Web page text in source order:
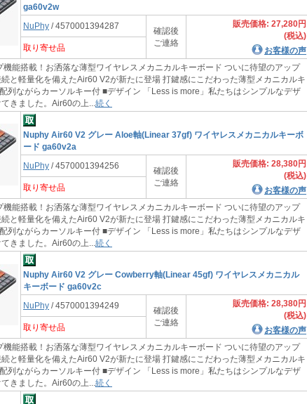
ga60v2w
NuPhy / 4570001394287
確認後
ご連絡
販売価格: 27,280円
(税込)
お客様の声
取り寄せ品
能搭載！お洒落な薄型ワイヤレスメカニカルキーボード ついに待望のアップ
と軽量化を備えたAir60 V2が新たに登場 打鍵感にこだわった薄型メカニカルキ
列ながらカーソルキー付 ■デザイン 「Less is more」私たちはシンプルなデザ
きました。Air60の上... 続く
Nuphy Air60 V2 グレー Aloe軸(Linear 37gf) ワイヤレスメカニカルキーボ
ード ga60v2a
NuPhy / 4570001394256
確認後
ご連絡
販売価格: 28,380円
(税込)
お客様の声
取り寄せ品
能搭載！お洒落な薄型ワイヤレスメカニカルキーボード ついに待望のアップ
と軽量化を備えたAir60 V2が新たに登場 打鍵感にこだわった薄型メカニカルキ
列ながらカーソルキー付 ■デザイン 「Less is more」私たちはシンプルなデザ
きました。Air60の上... 続く
Nuphy Air60 V2 グレー Cowberry軸(Linear 45gf) ワイヤレスメカニカル
キーボード ga60v2c
NuPhy / 4570001394249
確認後
ご連絡
販売価格: 28,380円
(税込)
お客様の声
取り寄せ品
能搭載！お洒落な薄型ワイヤレスメカニカルキーボード ついに待望のアップ
と軽量化を備えたAir60 V2が新たに登場 打鍵感にこだわった薄型メカニカルキ
列ながらカーソルキー付 ■デザイン 「Less is more」私たちはシンプルなデザ
きました。Air60の上... 続く